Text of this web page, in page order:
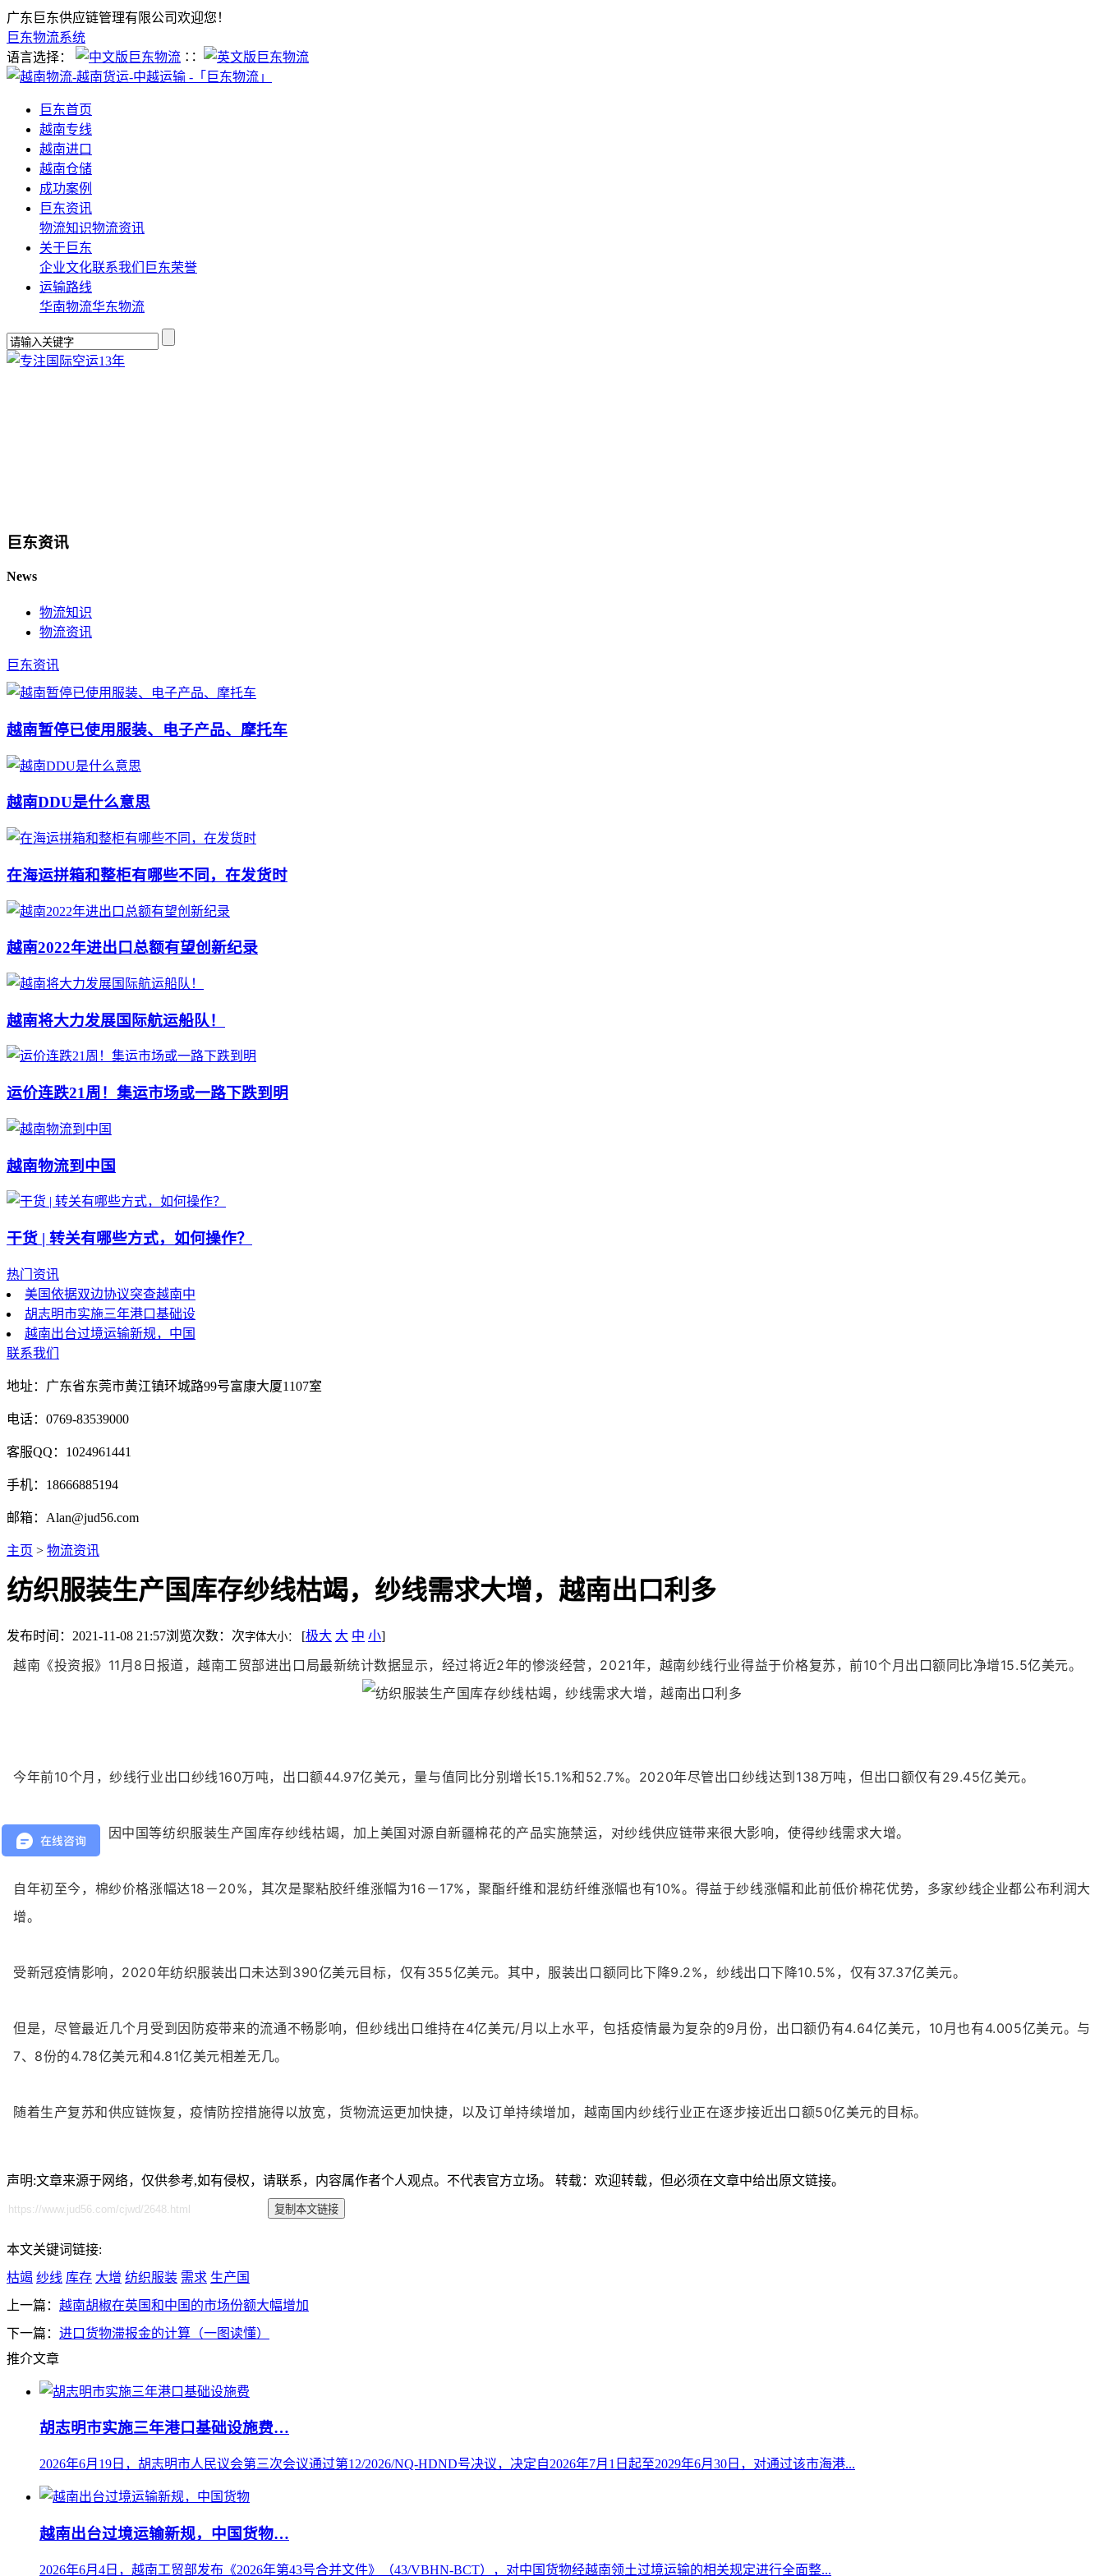
广东巨东供应链管理有限公司欢迎您！
巨东物流系统
语言选择：
∷
巨东首页
越南专线
越南进口
越南仓储
成功案例
巨东资讯
物流知识物流资讯
关于巨东
企业文化联系我们 巨东荣誉
运输路线
华南物流华东物流
巨东资讯
News
物流知识
物流资讯
巨东资讯
越南暂停已使用服装、电子产品、摩托车
越南DDU是什么意思
在海运拼箱和整柜有哪些不同，在发货时
越南2022年进出口总额有望创新纪录
越南将大力发展国际航运船队！
运价连跌21周！集运市场或一路下跌到明
越南物流到中国
干货 | 转关有哪些方式，如何操作？
热门资讯
美国依据双边协议突查越南中
胡志明市实施三年港口基础设
越南出台过境运输新规，中国
联系我们
地址：广东省东莞市黄江镇环城路99号富康大厦1107室
电话：0769-83539000
客服QQ：1024961441
手机：18666885194
邮箱：Alan@jud56.com
主页 > 物流资讯
纺织服装生产国库存纱线枯竭，纱线需求大增，越南出口利多
发布时间：2021-11-08 21:57浏览次数： 次字体大小： [极大 大 中 小]
越南《投资报》11月8日报道，越南工贸部进出口局最新统计数据显示，经过将近2年的惨淡经营，2021年，越南纱线行业得益于价格复苏，前10个月出口额同比净增15.5亿美元。
今年前10个月，纱线行业出口纱线160万吨，出口额44.97亿美元，量与值同比分别增长15.1%和52.7%。 2020年尽管出口纱线达到138万吨，但出口额仅有29.45亿美元。
从全球市场看，因中国等纺织服装生产国库存纱线枯竭，加上美国对源自新疆棉花的产品实施禁运，对纱线供应链带来很大影响，使得纱线需求大增。
自年初至今，棉纱价格涨幅达18－20%，其次是聚粘胶纤维涨幅为16－17%，聚酯纤维和混纺纤维涨幅也有10%。 得益于纱线涨幅和此前低价棉花优势，多家纱线企业都公布利润大
增。
受新冠疫情影响，2020年纺织服装出口未达到390亿美元目标，仅有355亿美元。 其中，服装出口额同比下降9.2%，纱线出口下降10.5%，仅有37.37亿美元。
但是，尽管最近几个月受到因防疫带来的流通不畅影响，但纱线出口维持在4亿美元/月以上水平，包括疫情最为复杂的9月份，出口额仍有4.64亿美元，10月也有4.005亿美元。 与
7、8份的4.78亿美元和4.81亿美元相差无几。
随着生产复苏和供应链恢复，疫情防控措施得以放宽，货物流运更加快捷，以及订单持续增加，越南国内纱线行业正在逐步接近出口额50亿美元的目标。
声明:文章来源于网络，仅供参考,如有侵权，请联系，内容属作者个人观点。不代表官方立场。 转载：欢迎转载，但必须在文章中给出原文链接。
本文关键词链接:
枯竭 纱线 库存 大增 纺织服装 需求 生产国
上一篇： 越南胡椒在英国和中国的市场份额大幅增加
下一篇： 进口货物滞报金的计算（一图读懂）
推介文章
胡志明市实施三年港口基础设施费…
2026年6月19日，胡志明市人民议会第三次会议通过第12/2026/NQ-HDND号决议，决定自2026年7月1日起至2029年6月30日，对通过该市海港...
越南出台过境运输新规，中国货物…
2026年6月4日，越南工贸部发布《2026年第43号合并文件》（43/VBHN-BCT），对中国货物经越南领土过境运输的相关规定进行全面整...